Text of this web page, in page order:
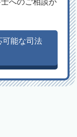
可能な司法